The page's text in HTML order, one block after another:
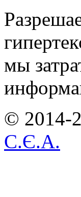
мы
© 2014-
С.Є.А.